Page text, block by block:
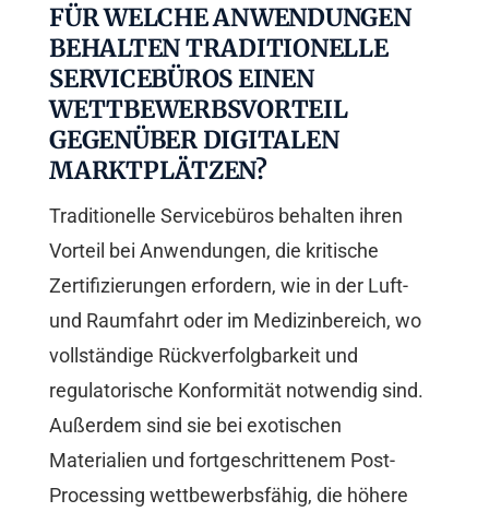
FÜR WELCHE ANWENDUNGEN
BEHALTEN TRADITIONELLE
SERVICEBÜROS EINEN
WETTBEWERBSVORTEIL
GEGENÜBER DIGITALEN
MARKTPLÄTZEN?
Traditionelle Servicebüros behalten ihren
Vorteil bei Anwendungen, die kritische
Zertifizierungen erfordern, wie in der Luft-
und Raumfahrt oder im Medizinbereich, wo
vollständige Rückverfolgbarkeit und
regulatorische Konformität notwendig sind.
Außerdem sind sie bei exotischen
Materialien und fortgeschrittenem Post-
Processing wettbewerbsfähig, die höhere